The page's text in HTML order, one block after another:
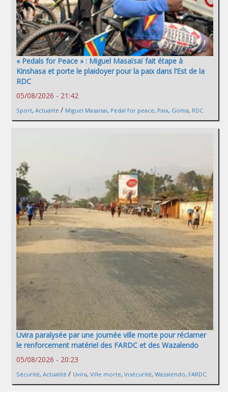
« Pedals for Peace » : Miguel Masaïsaï fait étape à
Kinshasa et porte le plaidoyer pour la paix dans l’Est de la
RDC
05/08/2026 - 21:42
Sport, Actualité / Miguel Masaisai, Pedal for peace, Paix, Goma, RDC
Uvira paralysée par une journée ville morte pour réclamer
le renforcement matériel des FARDC et des Wazalendo
05/08/2026 - 20:23
Sécurité, Actualité / Uvira, Ville morte, Insécurité, Wazalendo, FARDC